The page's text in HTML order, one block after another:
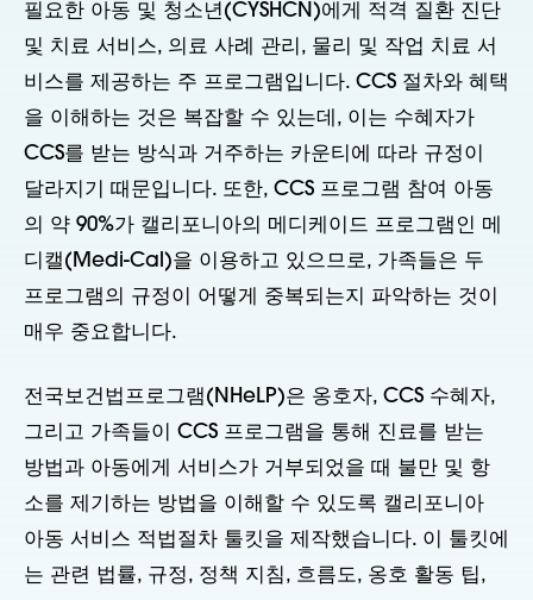
필요한 아동 및 청소년(CYSHCN)에게 적격 질환 진단
및 치료 서비스, 의료 사례 관리, 물리 및 작업 치료 서
비스를 제공하는 주 프로그램입니다. CCS 절차와 혜택
을 이해하는 것은 복잡할 수 있는데, 이는 수혜자가
CCS를 받는 방식과 거주하는 카운티에 따라 규정이
달라지기 때문입니다. 또한, CCS 프로그램 참여 아동
의 약 90%가 캘리포니아의 메디케이드 프로그램인 메
디캘(Medi-Cal)을 이용하고 있으므로, 가족들은 두
프로그램의 규정이 어떻게 중복되는지 파악하는 것이
매우 중요합니다.
전국보건법프로그램(NHeLP)은 옹호자, CCS 수혜자,
그리고 가족들이 CCS 프로그램을 통해 진료를 받는
방법과 아동에게 서비스가 거부되었을 때 불만 및 항
소를 제기하는 방법을 이해할 수 있도록 캘리포니아
아동 서비스 적법절차 툴킷을 제작했습니다. 이 툴킷에
는 관련 법률, 규정, 정책 지침, 흐름도, 옹호 활동 팁,